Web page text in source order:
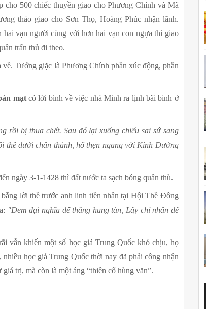
500 chiếc thuyền giao cho Phương Chính và Mã
thảo giao cho Sơn Thọ, Hoàng Phúc nhận lãnh.
vạn người cùng với hơn hai vạn con ngựa thì giao
trấn thủ đi theo.
Tướng giặc là Phương Chính phần xúc động, phần
mạt có lời bình về việc nhà Minh ra lịnh bãi binh ở
rồi bị thua chết. Sau đó lại xuống chiếu sai sứ sang
thề dưới chân thành, hổ thẹn ngang với Kính Đường
ngày 3-1-1428 thì đất nước ta sạch bóng quân thù.
lời thề trước anh linh tiền nhân tại Hội Thề Đông
"Đem đại nghĩa để thắng hung tàn, Lấy chí nhân để
vẫn khiến một số học giả Trung Quốc khó chịu, họ
học giả Trung Quốc thời nay đã phải công nhận
trị, mà còn là một áng “thiên cổ hùng văn”.